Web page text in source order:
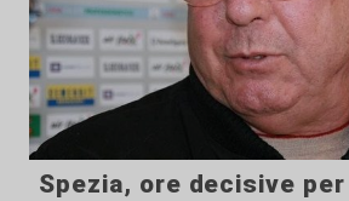
Spezia, ore decisive